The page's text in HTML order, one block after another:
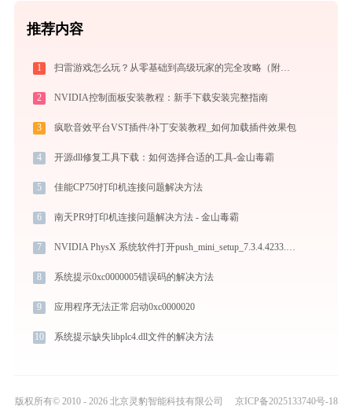
推荐内容
1 扫雷游戏怎么玩？从零基础到高级玩家的完全攻略（附必胜技巧）
2 NVIDIA控制面板安装教程：新手下载安装完整指南
3 疯歌音效平台VST插件/补丁安装教程_如何加载插件效果包
4 开源dll修复工具下载：如何选择合适的工具-金山毒霸
5 佳能CP750打印机连接问题解决方法
6 南天PR9打印机连接问题解决方法 - 金山毒霸
7 NVIDIA PhysX 系统软件打开push_mini_setup_7.3.4.4233.exe提示0xc000007b错误码怎么办
8 系统提示0xc0000005错误码的解决方法
9 应用程序无法正常启动0xc0000020
10 系统提示缺失libplc4.dll文件的解决方法
版权所有© 2010 - 2026 北京灵豹智能科技有限公司 京ICP备2025133740号-18